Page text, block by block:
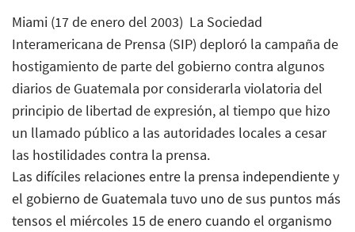
Miami (17 de enero del 2003)  La Sociedad
Interamericana de Prensa (SIP) deploró la campaña de
hostigamiento de parte del gobierno contra algunos
diarios de Guatemala por considerarla violatoria del
principio de libertad de expresión, al tiempo que hizo
un llamado público a las autoridades locales a cesar
las hostilidades contra la prensa.
Las difíciles relaciones entre la prensa independiente y
el gobierno de Guatemala tuvo uno de sus puntos más
tensos el miércoles 15 de enero cuando el organismo